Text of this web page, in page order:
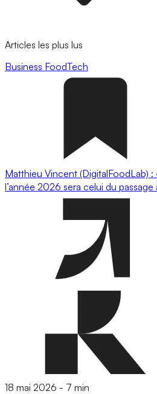
Articles les plus lus
Business FoodTech
Matthieu Vincent (DigitalFoodLab)
l’année 2026 sera celui du passage
18 mai 2026 - 7 min